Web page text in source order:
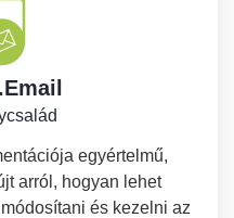
egyértelmű,
arról, hogyan lehet
és kezelni az